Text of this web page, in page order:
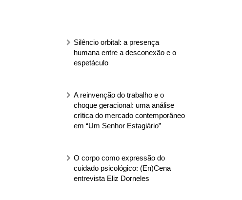
Silêncio orbital: a presença
humana entre a desconexão e o
espetáculo
A reinvenção do trabalho e o
choque geracional: uma análise
crítica do mercado contemporâneo
em “Um Senhor Estagiário”
O corpo como expressão do
cuidado psicológico: (En)Cena
entrevista Eliz Dorneles